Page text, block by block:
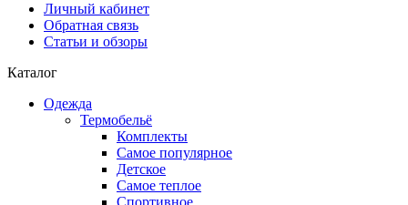
Личный кабинет
Обратная связь
Статьи и обзоры
Каталог
Одежда
Термобельё
Комплекты
Самое популярное
Детское
Самое теплое
Спортивное